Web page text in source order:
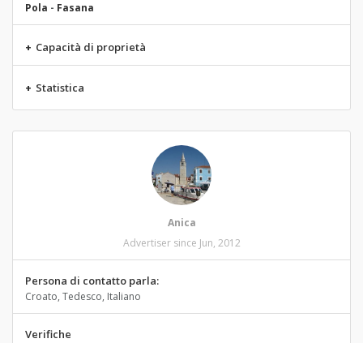
Pola - Fasana
+ Capacità di proprietà
+ Statistica
Anica
Advertiser since Jun, 2012
Persona di contatto parla:
Croato, Tedesco, Italiano
Verifiche